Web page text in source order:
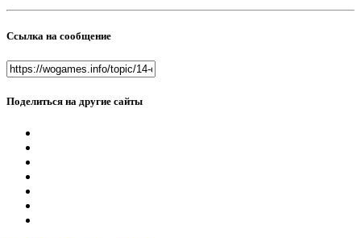
Ссылка на сообщение
Поделиться на другие сайты